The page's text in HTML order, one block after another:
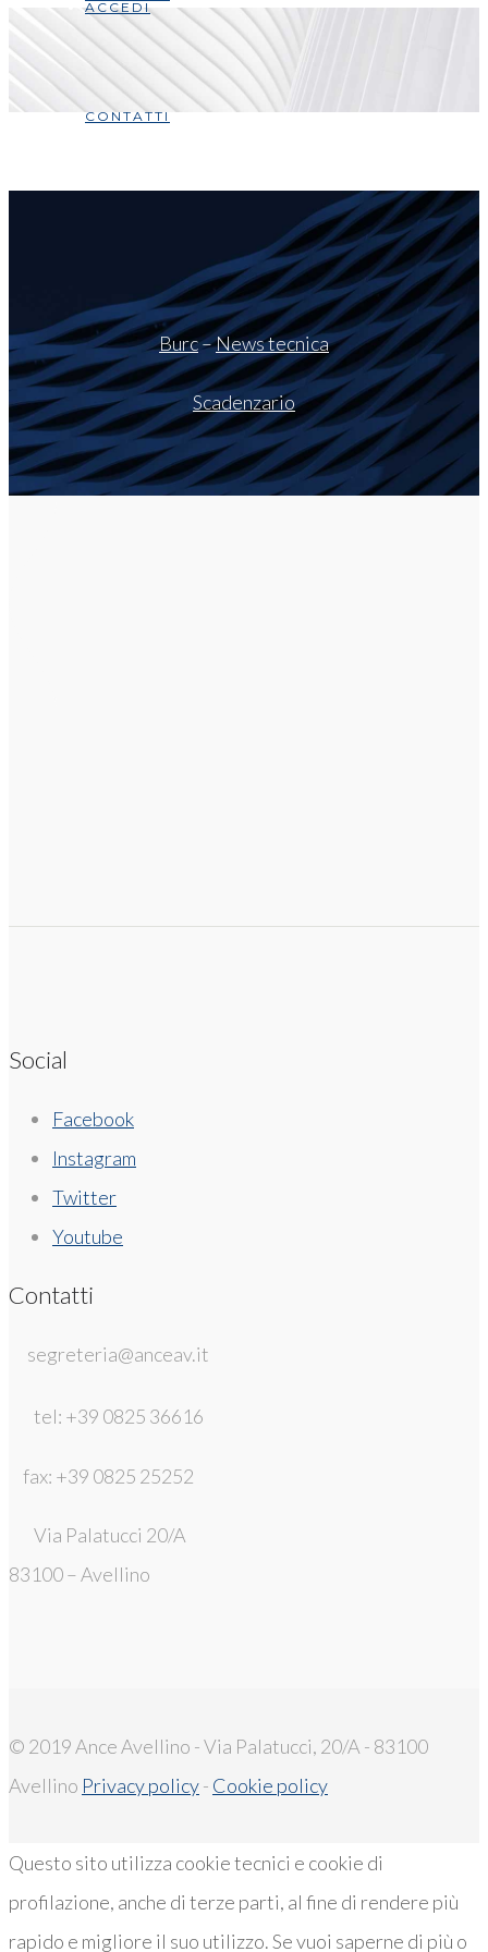
ACCEDI
CONTATTI
Burc–News tecnica
Scadenzario
Social
Facebook
Instagram
Twitter
Youtube
Contatti
segreteria@anceav.it
tel: +39 0825 36616
fax: +39 0825 25252
Via Palatucci 20/A
83100 – Avellino
© 2019 Ance Avellino - Via Palatucci, 20/A - 83100
Avellino Privacy policy- Cookie policy
Questo sito utilizza cookie tecnici e cookie di
profilazione, anche di terze parti, al fine di rendere più
rapido e migliore il suo utilizzo. Se vuoi saperne di più o